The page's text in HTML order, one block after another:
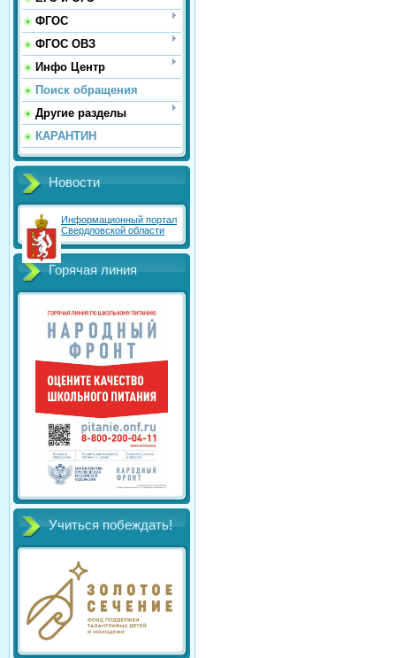
ФГОС
ФГОС ОВЗ
Инфо Центр
Поиск обращения
Другие разделы
КАРАНТИН
Новости
Информационный портал
Свердловской области
Горячая линия
Учиться побеждать!